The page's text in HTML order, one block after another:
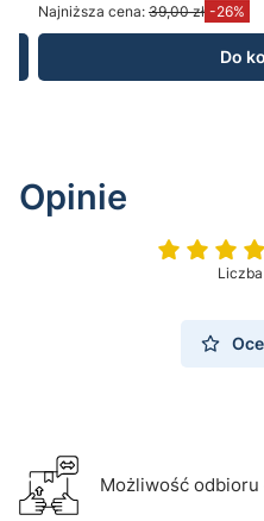
Najniższa cena: 39,00 zł -26%
Do
Opinie
Możliwość